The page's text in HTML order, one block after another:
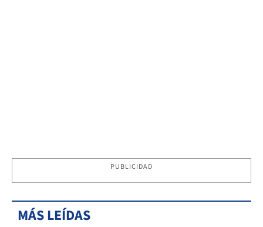
PUBLICIDAD
MÁS LEÍDAS